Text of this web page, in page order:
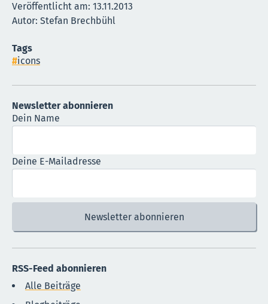
Veröffentlicht am: 13.11.2013
Autor: Stefan Brechbühl
Tags
icons
Newsletter abonnieren
Dein Name
Deine E-Mailadresse
RSS-Feed abonnieren
Alle Beiträge